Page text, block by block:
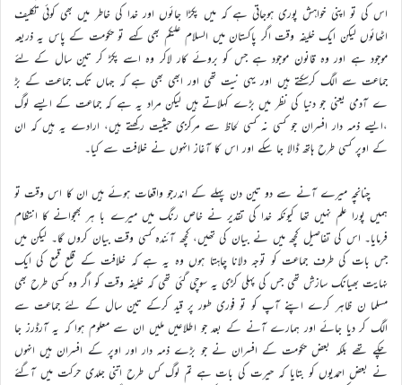
اس کی تو اپنی خواہش پوری ہوجاتی ہے کہ میں پکڑا جائوں اور خدا کی خاطر میں بھی کوئی تکلیف
اٹھائوں لیکن ایک خلیفہ وقت اگر پاکستان میں السلام علیکم بھی کہے تو حکومت کے پاس یہ ذریعہ
موجود ہے اور وہ قانون موجود ہے جس کو بروئے کار لاکر وہ اسے پکڑ کر تین سال کے لئے
جماعت سے الگ کرسکتے ہیں اور یہی نیت تھی اور ابھی بھی ہے کہ جہاں تک جماعت کے بڑ
ے آدمی یعنی جو دنیا کی نظر میں بڑے کہلاتے ہیں لیکن مراد یہ ہے کہ جماعت کے ایسے لوگ
،ایسے ذمہ دار افسران جو کسی نہ کسی لحاظ سے مرکزی حیثیت رکھتے ہیں، ارادے یہ ہیں کہ ان
کے اوپر کسی طرح ہاتھ ڈالا جا سکے اور اس کا آغاز انہوں نے خلافت سے کیا۔
چنانچہ میرے آنے سے دو تین دن پہلے کے اندرجو واقعات ہوئے ہیں ان کا اس وقت تو
ہمیں پورا علم نہیں تھا کیونکہ خدا کی تقدیر نے خاص رنگ میں میرے با ہر بھجوانے کا انتظام
فرمایا۔ اس کی تفاصیل کچھ میں نے بیان کی تھیں، کچھ آئندہ کسی وقت بیان کروں گا۔ لیکن میں
جس بات کی طرف جماعت کو توجہ دلانا چاہتا ہوں وہ یہ ہے کہ خلافت کے قلع قمع کی ایک
نہایت بھیانک سازش تھی جس کی پہلی کڑی یہ سوچی گئی تھی کہ خلیفہ وقت کو اگر وہ کسی طرح بھی
مسلما ن ظاہر کرے اپنے آپ کو تو فوری طور پر قید کرکے تین سال کے لئے جماعت سے
الگ کر دیا جائے اور ہمارے آنے کے بعد جو اطلاعیں ملیں ان سے معلوم ہوا کہ یہ آرڈرز جا
چکے تھے بلکہ بعض حکومت کے افسران نے جو بڑے ذمہ دار اور اوپر کے افسران ہیں انہوں
نے بعض احمدیوں کو بتایا کہ حیرت کی بات ہے تم لوگ کس طرح اتنی جلدی حرکت میں آگئے